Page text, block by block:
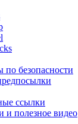
по безопасности
ссылки
и полезное видео